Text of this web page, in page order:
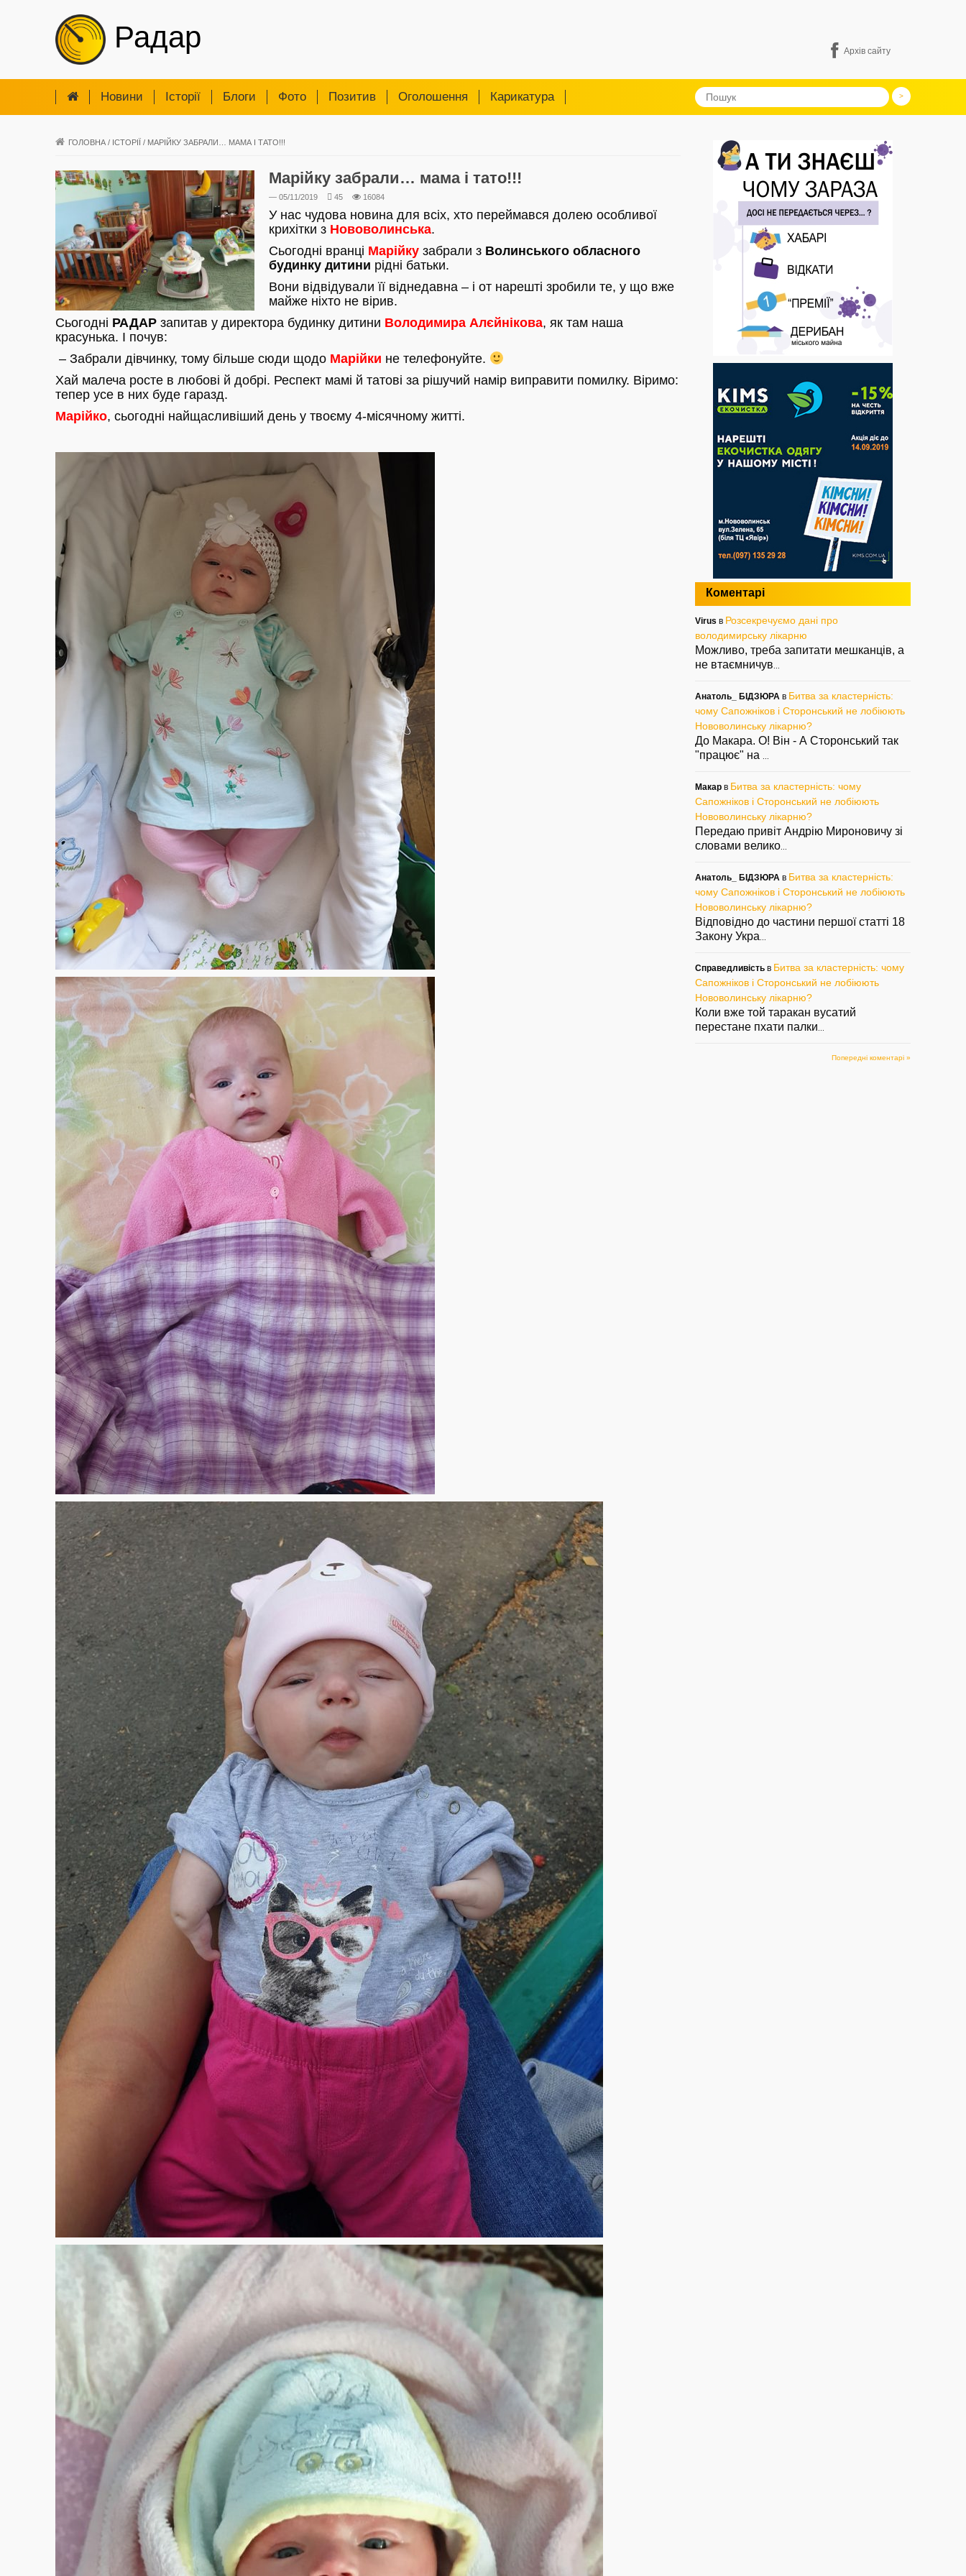
Радар Архів сайту
Новини Iсторії Блоги Фото Позитив Оголошення Карикатура
ГОЛОВНА / ІСТОРІЇ / МАРІЙКУ ЗАБРАЛИ… МАМА І ТАТО!!!
Марійку забрали… мама і тато!!!
— 05/11/2019 45 16084
У нас чудова новина для всіх, хто переймався долею особливої
крихітки з Нововолинська.
Сьогодні вранці Марійку забрали з Волинського обласного
будинку дитини рідні батьки.
Вони відвідували її віднедавна – і от нарешті зробили те, у що вже
майже ніхто не вірив.
Сьогодні РАДАР запитав у директора будинку дитини Володимира Алєйнікова, як там наша
красунька. І почув:
– Забрали дівчинку, тому більше сюди щодо Марійки не телефонуйте.
Хай малеча росте в любові й добрі. Респект мамі й татові за рішучий намір виправити помилку. Віримо:
тепер усе в них буде гаразд.
Марійко, сьогодні найщасливіший день у твоєму 4-місячному житті.
Коментарі
Virus в Розсекречуємо дані про
володимирську лікарню
Можливо, треба запитати мешканців, а
не втаємничув
Анатоль_ БІДЗЮРА в Битва за кластерність:
чому Сапожніков і Сторонський не лобіюють
Нововолинську лікарню?
До Макара. О! Він - А Сторонський так
"працює" на
Макар в Битва за кластерність: чому
Сапожніков і Сторонський не лобіюють
Нововолинську лікарню?
Передаю привіт Андрію Мироновичу зі
словами велико
Анатоль_ БІДЗЮРА в Битва за кластерність:
чому Сапожніков і Сторонський не лобіюють
Нововолинську лікарню?
Відповідно до частини першої статті 18
Закону Укра
Справедливість в Битва за кластерність: чому
Сапожніков і Сторонський не лобіюють
Нововолинську лікарню?
Коли вже той таракан вусатий
перестане пхати палки
Попередні коментарі »